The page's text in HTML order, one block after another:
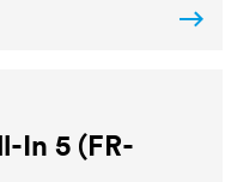
In 5 (FR-